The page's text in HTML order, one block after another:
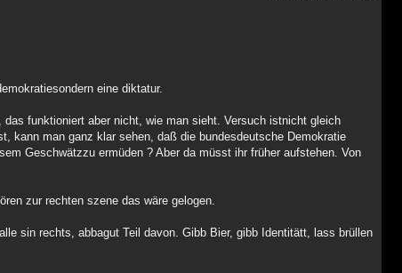
eine diktatur.
funktioniert aber nicht, wie man sieht. Versuch istnicht gleich
kann man ganz klar sehen, daß die bundesdeutsche Demokratie
Geschwätzzu ermüden ? Aber da müsst ihr früher aufstehen. Von
zur rechten szene das wäre gelogen.
sin rechts, abbagut Teil davon. Gibb Bier, gibb Identitätt, lass brüllen